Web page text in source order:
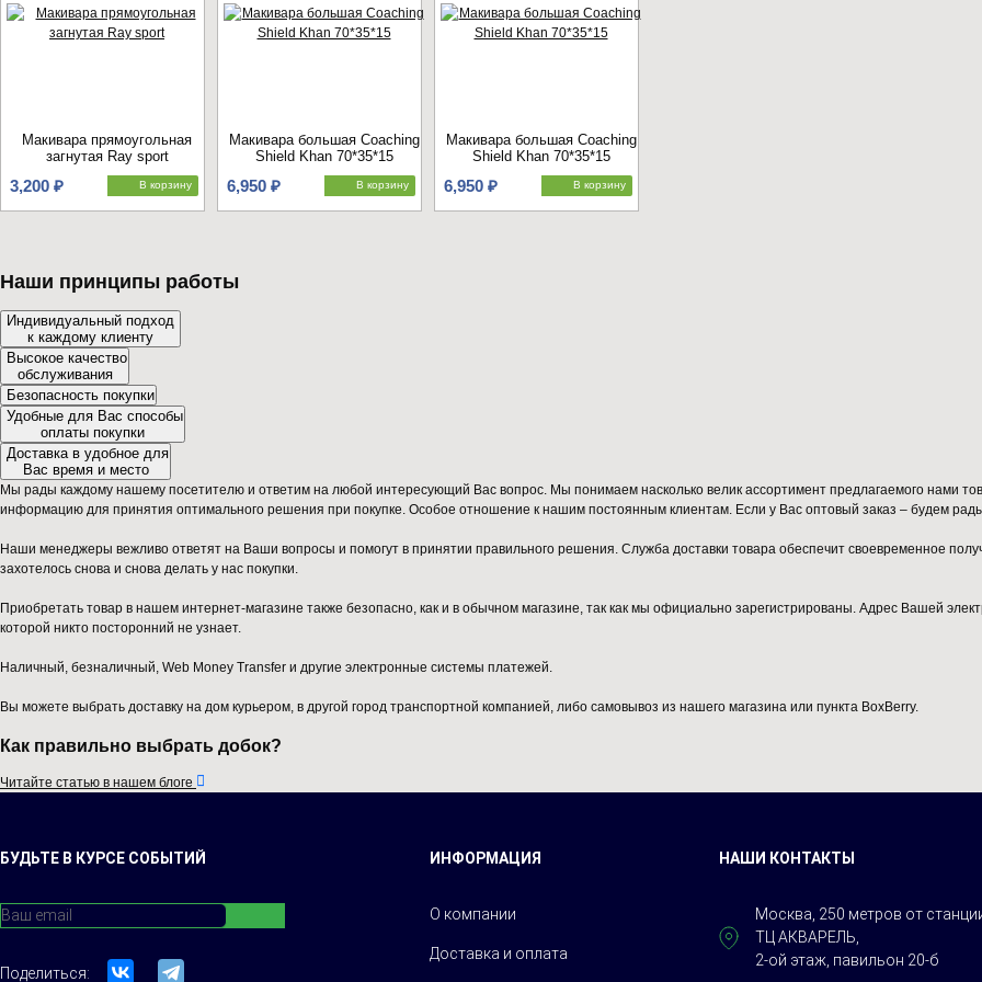
Макивара прямоугольная
загнутая Ray sport
3,200 ₽ В корзину
Макивара большая Coaching
Shield Khan 70*35*15
6,950 ₽ В корзину
Макивара большая Coaching
Shield Khan 70*35*15
6,950 ₽ В корзину
Наши принципы работы
Индивидуальный подход
к каждому клиенту
Высокое качество
обслуживания
Безопасность покупки
Удобные для Вас способы
оплаты покупки
Доставка в удобное для
Вас время и место
Мы рады каждому нашему посетителю и ответим на любой интересующий Вас вопрос. Мы понимаем насколько велик ассортимент предлагаемого нами
информацию для принятия оптимального решения при покупке. Особое отношение к нашим постоянным клиентам. Если у Вас оптовый заказ – будем
Наши менеджеры вежливо ответят на Ваши вопросы и помогут в принятии правильного решения. Служба доставки товара обеспечит своевременное
захотелось снова и снова делать у нас покупки.
Приобретать товар в нашем интернет-магазине также безопасно, как и в обычном магазине, так как мы официально зарегистрированы. Адрес Вашей
которой никто посторонний не узнает.
Наличный, безналичный, Web Money Transfer и другие электронные системы платежей.
Вы можете выбрать доставку на дом курьером, в другой город транспортной компанией, либо самовывоз из нашего магазина или пункта BoxBerry.
Как правильно выбрать добок?
Читайте статью в нашем блоге 
БУДЬТЕ В КУРСЕ СОБЫТИЙ
Поделиться:
ИНФОРМАЦИЯ
О компании
Доставка и оплата
НАШИ КОНТАКТЫ
Москва, 250 метров от
ТЦ АКВАРЕЛЬ,
2-ой этаж, павильон 20-б